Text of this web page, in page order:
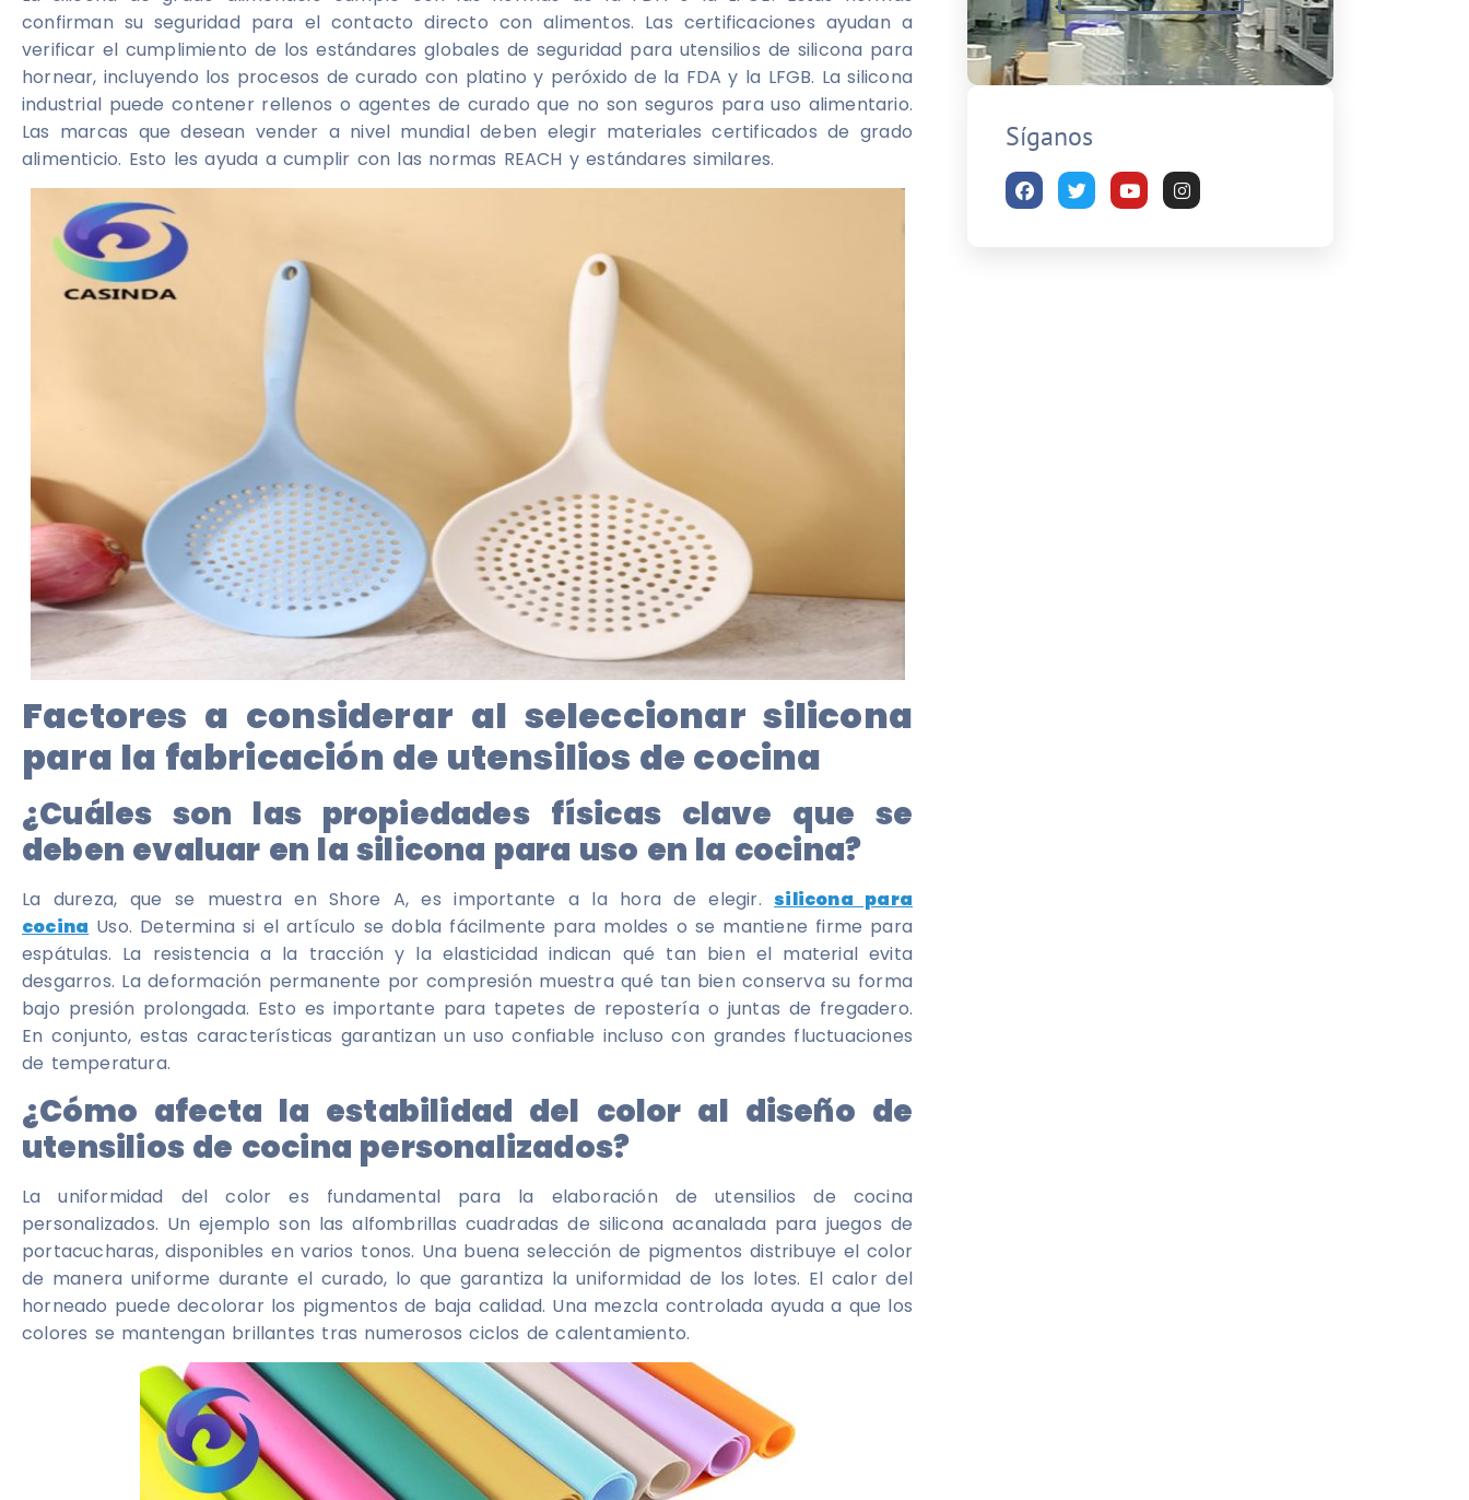
confirman su seguridad para el contacto directo con alimentos. Las certificaciones ayudan a
verificar el cumplimiento de los estándares globales de seguridad para utensilios de silicona para
hornear, incluyendo los procesos de curado con platino y peróxido de la FDA y la LFGB. La silicona
industrial puede contener rellenos o agentes de curado que no son seguros para uso alimentario.
Las marcas que desean vender a nivel mundial deben elegir materiales certificados de grado
alimenticio. Esto les ayuda a cumplir con las normas REACH y estándares similares.
Factores a considerar al seleccionar silicona
para la fabricación de utensilios de cocina
¿Cuáles son las propiedades físicas clave que se
deben evaluar en la silicona para uso en la cocina?
La dureza, que se muestra en Shore A, es importante a la hora de elegir.silicona para
cocina Uso. Determina si el artículo se dobla fácilmente para moldes o se mantiene firme para
espátulas. La resistencia a la tracción y la elasticidad indican qué tan bien el material evita
desgarros. La deformación permanente por compresión muestra qué tan bien conserva su forma
bajo presión prolongada. Esto es importante para tapetes de repostería o juntas de fregadero.
En conjunto, estas características garantizan un uso confiable incluso con grandes fluctuaciones
de temperatura.
¿Cómo afecta la estabilidad del color al diseño de
utensilios de cocina personalizados?
La uniformidad del color es fundamental para la elaboración de utensilios de cocina
personalizados. Un ejemplo son las alfombrillas cuadradas de silicona acanalada para juegos de
portacucharas, disponibles en varios tonos. Una buena selección de pigmentos distribuye el color
de manera uniforme durante el curado, lo que garantiza la uniformidad de los lotes. El calor del
horneado puede decolorar los pigmentos de baja calidad. Una mezcla controlada ayuda a que los
colores se mantengan brillantes tras numerosos ciclos de calentamiento.
Síganos